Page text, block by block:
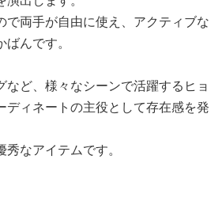
で両手が自由に使え、アクティブな
んです。
など、様々なシーンで活躍するヒョ
ディネートの主役として存在感を発
なアイテムです。